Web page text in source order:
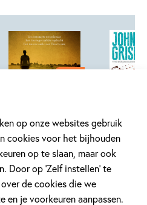
op onze websites gebruik
cookies voor het bijhouden
op te slaan, maar ook
Door op ‘Zelf instellen’ te
de cookies die we
en je voorkeuren aanpassen.
Kid Lawyer 5 –
De
17,99
Paperback
Het
17,99
Paperback